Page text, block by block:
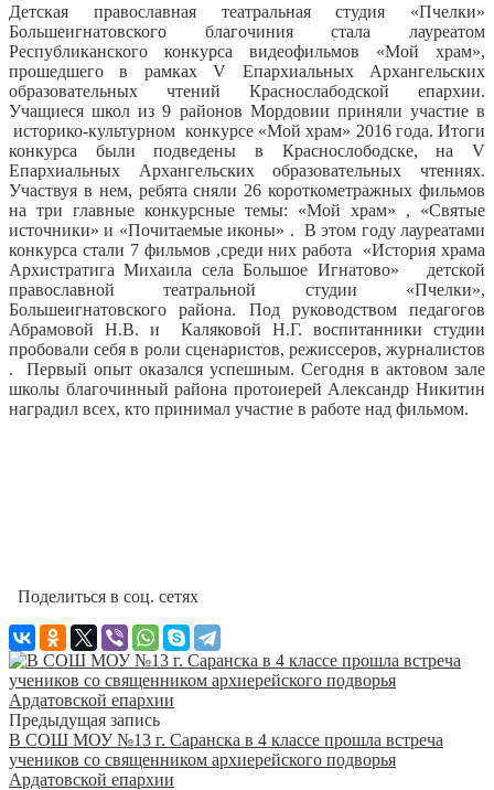
Детская православная театральная студия «Пчелки»
Большеигнатовского благочиния стала лауреатом
Республиканского конкурса видеофильмов «Мой храм»,
прошедшего в рамках V Епархиальных Архангельских
образовательных чтений Краснослабодской епархии.
Учащиеся школ из 9 районов Мордовии приняли участие в
историко-культурном конкурсе «Мой храм» 2016 года. Итоги
конкурса были подведены в Краснослободске, на V
Епархиальных Архангельских образовательных чтениях.
Участвуя в нем, ребята сняли 26 короткометражных фильмов
на три главные конкурсные темы: «Мой храм» , «Святые
источники» и «Почитаемые иконы» . В этом году лауреатами
конкурса стали 7 фильмов ,среди них работа «История храма
Архистратига Михаила села Большое Игнатово» детской
православной театральной студии «Пчелки»,
Большеигнатовского района. Под руководством педагогов
Абрамовой Н.В. и Каляковой Н.Г. воспитанники студии
пробовали себя в роли сценаристов, режиссеров, журналистов
. Первый опыт оказался успешным. Сегодня в актовом зале
школы благочинный района протоиерей Александр Никитин
наградил всех, кто принимал участие в работе над фильмом.
Поделиться в соц. сетях
Предыдущая запись
В СОШ МОУ №13 г. Саранска в 4 классе прошла встреча
учеников со священником архиерейского подворья
Ардатовской епархии